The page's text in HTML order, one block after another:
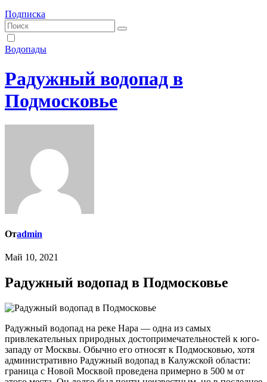
Подписка
Водопады
Радужный водопад в
Подмосковье
Отadmin
Май 10, 2021
Радужный водопад в Подмосковье
Радужный водопад на реке Нара — одна из самых
привлекательных природных достопримечательностей к юго-
западу от Москвы. Обычно его относят к Подмосковью, хотя
административно Радужный водопад в Калужской области:
граница с Новой Москвой проведена примерно в 500 м от